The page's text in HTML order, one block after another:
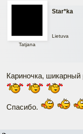
Star*ka
Tatjana
Lietuva
Кариночка, шикарный
Спасибо.